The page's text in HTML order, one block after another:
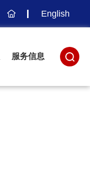
主 English
服务信息